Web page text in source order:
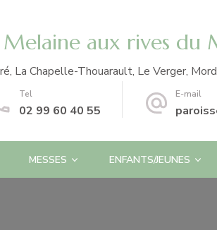
Melaine aux rives du
La Chapelle-Thouarault, Le Verger,
Tel
02 99 60 40 55
E-mail
MESSES ENFANTS/JEUNES